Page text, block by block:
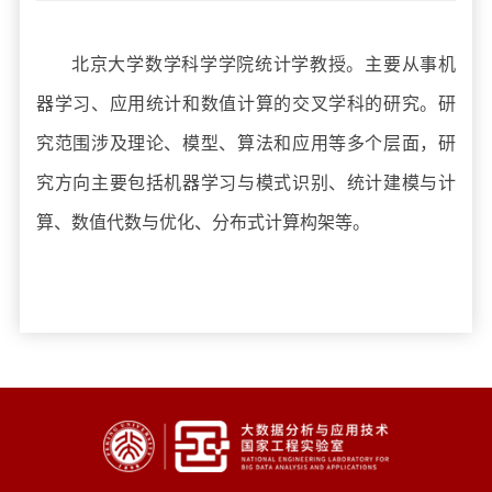
北京大学数学科学学院统计学教授。主要从事机
器学习、应用统计和数值计算的交叉学科的研究。研
究范围涉及理论、模型、算法和应用等多个层面，研
究方向主要包括机器学习与模式识别、统计建模与计
算、数值代数与优化、分布式计算构架等。